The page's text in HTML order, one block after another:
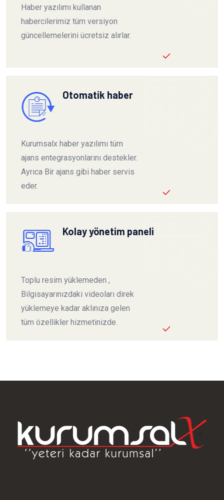
Haber yazılımı kullanan
habercilerimiz tüm versiyon
güncellemelerini ücretsiz alırlar.
Otomatik haber
Kurumsalx haber yazılımı tüm
ajans entegrasyonlarını destekler.
Ayrıca Bir ajans gibi haber servis
eder.
Kolay yönetim paneli
Toplu resim yüklemeden ,
Bilgisayarınızdaki videoları direk
yüklemeye kadar aklınıza gelen
tüm özellikler hizmetinizde.